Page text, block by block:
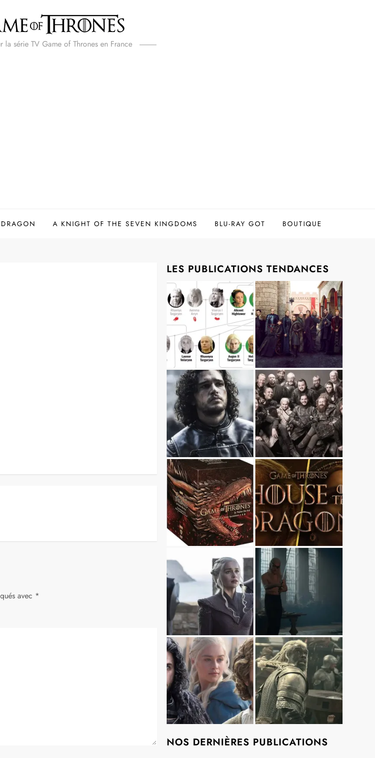
la série TV Game of Thrones en France
A KNIGHT OF THE SEVEN KINGDOMS BLU-RAY GOT BOUTIQUE
avec *
LES PUBLICATIONS TENDANCES
NOS DERNIÈRES PUBLICATIONS